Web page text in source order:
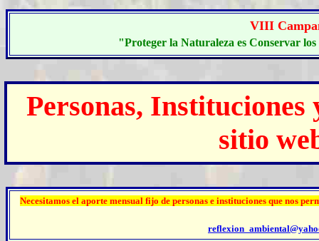
VIII C
"Proteger la Naturaleza es Conservar
Personas, Instituciones
sitio
Necesitamos el aporte mensual fijo de personas e instituciones que nos